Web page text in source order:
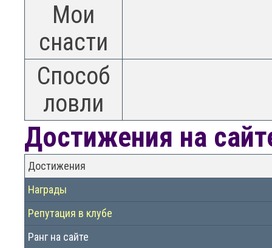
Мои
снасти
Способ
ловли
Достижения на
Достижения
Награды
Репутация в клубе
Ранг на сайте